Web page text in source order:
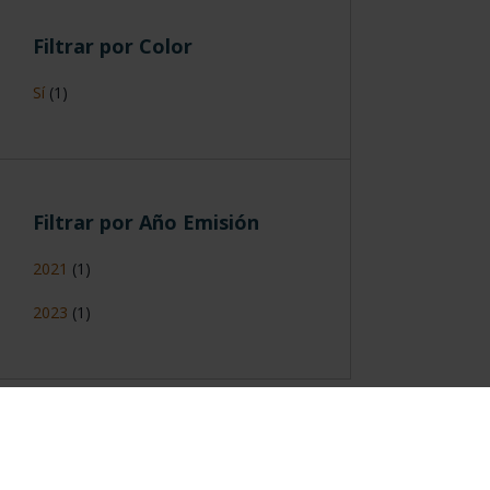
Filtrar por Color
Sí (1)
Filtrar por Año Emisión
2021 (1)
2023 (1)